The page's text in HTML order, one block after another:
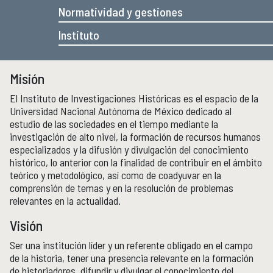
Investigación posdoctoral
Actividades académicas
ACTIVIDADES ACADÉMICAS
Actividades académicas por año
Formación
FORMACIÓN
Posgrado
Olimpiadas
Servicio Social
Educación Continua
EDUCACIÓN CONTINUA
Cursos y diplomados vigentes
Próximamente
Cursos y diplomados concluidos
Normatividad y gestiones
Instituto
Misión
El Instituto de Investigaciones Históricas es el espacio de la
Universidad Nacional Autónoma de México dedicado al
estudio de las sociedades en el tiempo mediante la
investigación de alto nivel, la formación de recursos humanos
especializados y la difusión y divulgación del conocimiento
histórico, lo anterior con la finalidad de contribuir en el ámbito
teórico y metodológico, así como de coadyuvar en la
comprensión de temas y en la resolución de problemas
relevantes en la actualidad.
Visión
Ser una institución líder y un referente obligado en el campo
de la historia, tener una presencia relevante en la formación